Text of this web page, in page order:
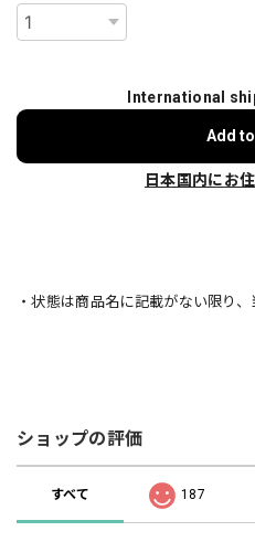
International
Add
日本国内にお
・状態は商品名に記載がない限り
ショップの評価
すべて 187